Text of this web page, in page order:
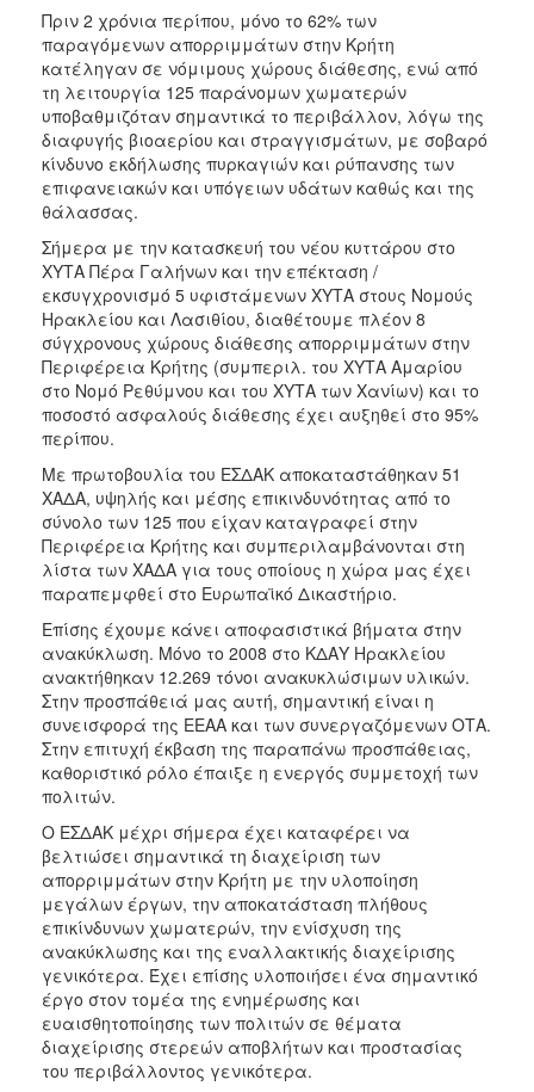
Πριν 2 χρόνια περίπου, μόνο το 62% των
παραγόμενων απορριμμάτων στην Κρήτη
κατέληγαν σε νόμιμους χώρους διάθεσης, ενώ από
τη λειτουργία 125 παράνομων χωματερών
υποβαθμιζόταν σημαντικά το περιβάλλον, λόγω της
διαφυγής βιοαερίου και στραγγισμάτων, με σοβαρό
κίνδυνο εκδήλωσης πυρκαγιών και ρύπανσης των
επιφανειακών και υπόγειων υδάτων καθώς και της
θάλασσας.
Σήμερα με την κατασκευή του νέου κυττάρου στο
ΧΥΤΑ Πέρα Γαλήνων και την επέκταση /
εκσυγχρονισμό 5 υφιστάμενων ΧΥΤΑ στους Νομούς
Ηρακλείου και Λασιθίου, διαθέτουμε πλέον 8
σύγχρονους χώρους διάθεσης απορριμμάτων στην
Περιφέρεια Κρήτης (συμπεριλ. του ΧΥΤΑ Αμαρίου
στο Νομό Ρεθύμνου και του ΧΥΤΑ των Χανίων) και το
ποσοστό ασφαλούς διάθεσης έχει αυξηθεί στο 95%
περίπου.
Με πρωτοβουλία του ΕΣΔΑΚ αποκαταστάθηκαν 51
ΧΑΔΑ, υψηλής και μέσης επικινδυνότητας από το
σύνολο των 125 που είχαν καταγραφεί στην
Περιφέρεια Κρήτης και συμπεριλαμβάνονται στη
λίστα των ΧΑΔΑ για τους οποίους η χώρα μας έχει
παραπεμφθεί στο Ευρωπαϊκό Δικαστήριο.
Επίσης έχουμε κάνει αποφασιστικά βήματα στην
ανακύκλωση. Μόνο το 2008 στο ΚΔΑΥ Ηρακλείου
ανακτήθηκαν 12.269 τόνοι ανακυκλώσιμων υλικών.
Στην προσπάθειά μας αυτή, σημαντική είναι η
συνεισφορά της ΕΕΑΑ και των συνεργαζόμενων ΟΤΑ.
Στην επιτυχή έκβαση της παραπάνω προσπάθειας,
καθοριστικό ρόλο έπαιξε η ενεργός συμμετοχή των
πολιτών.
Ο ΕΣΔΑΚ μέχρι σήμερα έχει καταφέρει να
βελτιώσει σημαντικά τη διαχείριση των
απορριμμάτων στην Κρήτη με την υλοποίηση
μεγάλων έργων, την αποκατάσταση πλήθους
επικίνδυνων χωματερών, την ενίσχυση της
ανακύκλωσης και της εναλλακτικής διαχείρισης
γενικότερα. Έχει επίσης υλοποιήσει ένα σημαντικό
έργο στον τομέα της ενημέρωσης και
ευαισθητοποίησης των πολιτών σε θέματα
διαχείρισης στερεών αποβλήτων και προστασίας
του περιβάλλοντος γενικότερα.